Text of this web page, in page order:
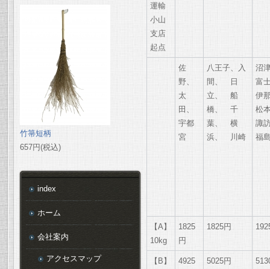
運輸
小山
支店
起点
佐
野、
太
田、
宇都
宮
八王子、入
間、 日
立、 船
橋、 千
葉、 横
浜、 川崎
沼
富
伊
松
諏
福
【A】
10kg
1825
円
1825円
【B】
4925
5025円
竹箒短柄
657円(税込)
index
ホーム
会社案内
アクセスマップ